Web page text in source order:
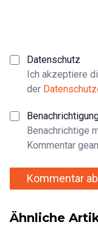
Datenschutz
Ich akzeptiere
der
Benachrichtige
Kommentar
Kommentar
Ähnliche